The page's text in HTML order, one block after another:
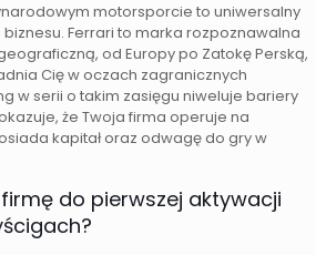
motorsporcie to uniwersalny
Ferrari to marka rozpoznawalna
od Europy po Zatokę Perską,
Cię w oczach zagranicznych
w serii o takim zasięgu niweluje bariery
że Twoja firma operuje na
kapitał oraz odwagę do gry w
do pierwszej aktywacji